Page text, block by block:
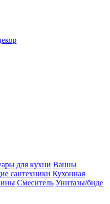
для кухни Ванны
сантехники Кухонная
Смеситель Унитазы/биде